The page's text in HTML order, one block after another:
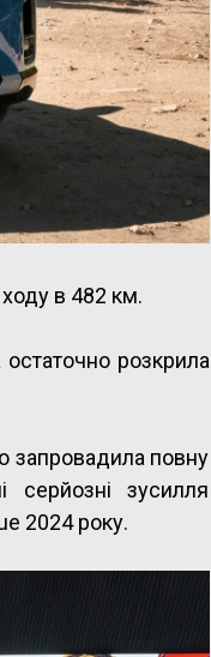
в 482 км.
розкрила
запровадила повну
серйозні зусилля
2024 року.